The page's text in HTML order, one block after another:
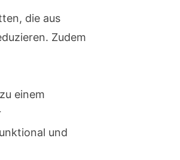
die aus
Zudem
einem
und